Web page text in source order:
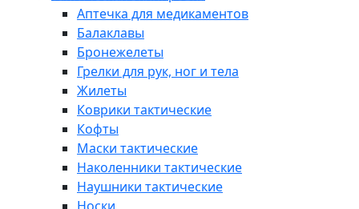
Аптечка для медикаментов
Балаклавы
Бронежелеты
Грелки для рук, ног и тела
Жилеты
Коврики тактические
Кофты
Маски тактические
Наколенники тактические
Наушники тактические